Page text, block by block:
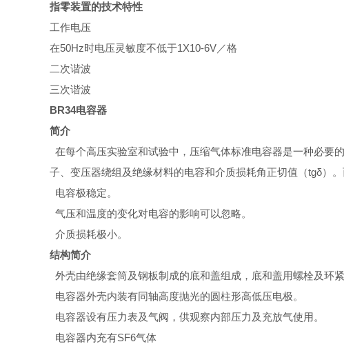
指零装置的技术特性
工作电压
在50Hz时电压灵敏度不低于1X10-6V／格
二次谐波
三次谐波
BR34电容器
简介
在每个高压实验室和试验中，压缩气体标准电容器是一种必要
子、变压器绕组及绝缘材料的电容和介质损耗角正切值（tgδ）
电容极稳定。
气压和温度的变化对电容的影响可以忽略。
介质损耗极小。
结构简介
外壳由绝缘套筒及钢板制成的底和盖组成，底和盖用螺栓及环
电容器外壳内装有同轴高度抛光的圆柱形高低压电极。
电容器设有压力表及气阀，供观察内部压力及充放气使用。
电容器内充有SF6气体